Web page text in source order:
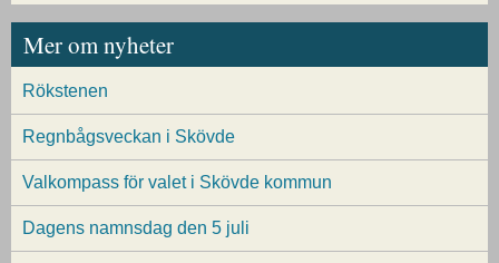
Mer om nyheter
Rökstenen
Regnbågsveckan i Skövde
Valkompass för valet i Skövde kommun
Dagens namnsdag den 5 juli